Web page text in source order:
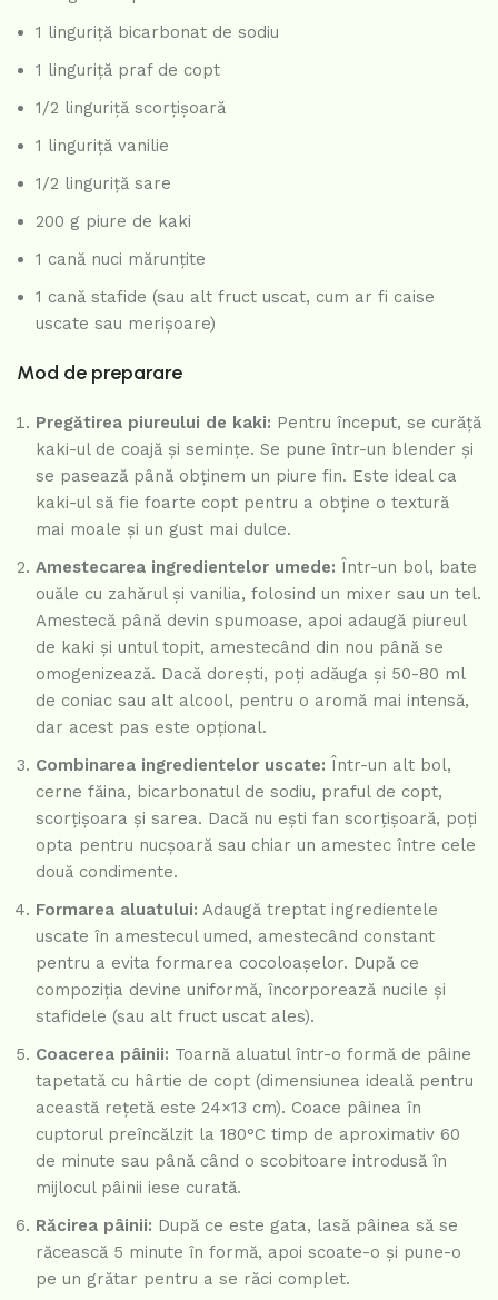
1 linguriță bicarbonat de sodiu
1 linguriță praf de copt
1/2 linguriță scorțișoară
1 linguriță vanilie
1/2 linguriță sare
200 g piure de kaki
1 cană nuci mărunțite
1 cană stafide (sau alt fruct uscat, cum ar fi caise
uscate sau merișoare)
Mod de preparare
Pregătirea piureului de kaki: Pentru început, se curăță
kaki-ul de coajă și semințe. Se pune într-un blender și
se pasează până obținem un piure fin. Este ideal ca
kaki-ul să fie foarte copt pentru a obține o textură
mai moale și un gust mai dulce.
Amestecarea ingredientelor umede: Într-un bol, bate
ouăle cu zahărul și vanilia, folosind un mixer sau un tel.
Amestecă până devin spumoase, apoi adaugă piureul
de kaki și untul topit, amestecând din nou până se
omogenizează. Dacă dorești, poți adăuga și 50-80 ml
de coniac sau alt alcool, pentru o aromă mai intensă,
dar acest pas este opțional.
Combinarea ingredientelor uscate: Într-un alt bol,
cerne făina, bicarbonatul de sodiu, praful de copt,
scorțișoara și sarea. Dacă nu ești fan scorțișoară, poți
opta pentru nucșoară sau chiar un amestec între cele
două condimente.
Formarea aluatului: Adaugă treptat ingredientele
uscate în amestecul umed, amestecând constant
pentru a evita formarea cocoloașelor. După ce
compoziția devine uniformă, încorporează nucile și
stafidele (sau alt fruct uscat ales).
Coacerea pâinii: Toarnă aluatul într-o formă de pâine
tapetată cu hârtie de copt (dimensiunea ideală pentru
această rețetă este 24×13 cm). Coace pâinea în
cuptorul preîncălzit la 180°C timp de aproximativ 60
de minute sau până când o scobitoare introdusă în
mijlocul pâinii iese curată.
Răcirea pâinii: După ce este gata, lasă pâinea să se
răcească 5 minute în formă, apoi scoate-o și pune-o
pe un grătar pentru a se răci complet.